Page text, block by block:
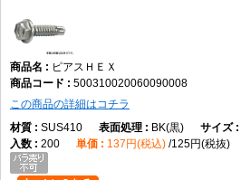
ピアスＨＥＸ
500310020060090008
この商品の詳細はコチラ
SUS410
BK(黒)
200
137円(税込) 125円(税抜)